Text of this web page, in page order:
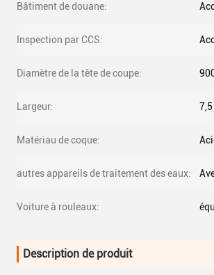
Bâtiment de douane:
Inspection par CCS:
Diamètre de la tête de coupe:
Largeur:
Matériau de coque:
autres appareils de traitement des eaux:
Voiture à rouleaux:
Description de produit